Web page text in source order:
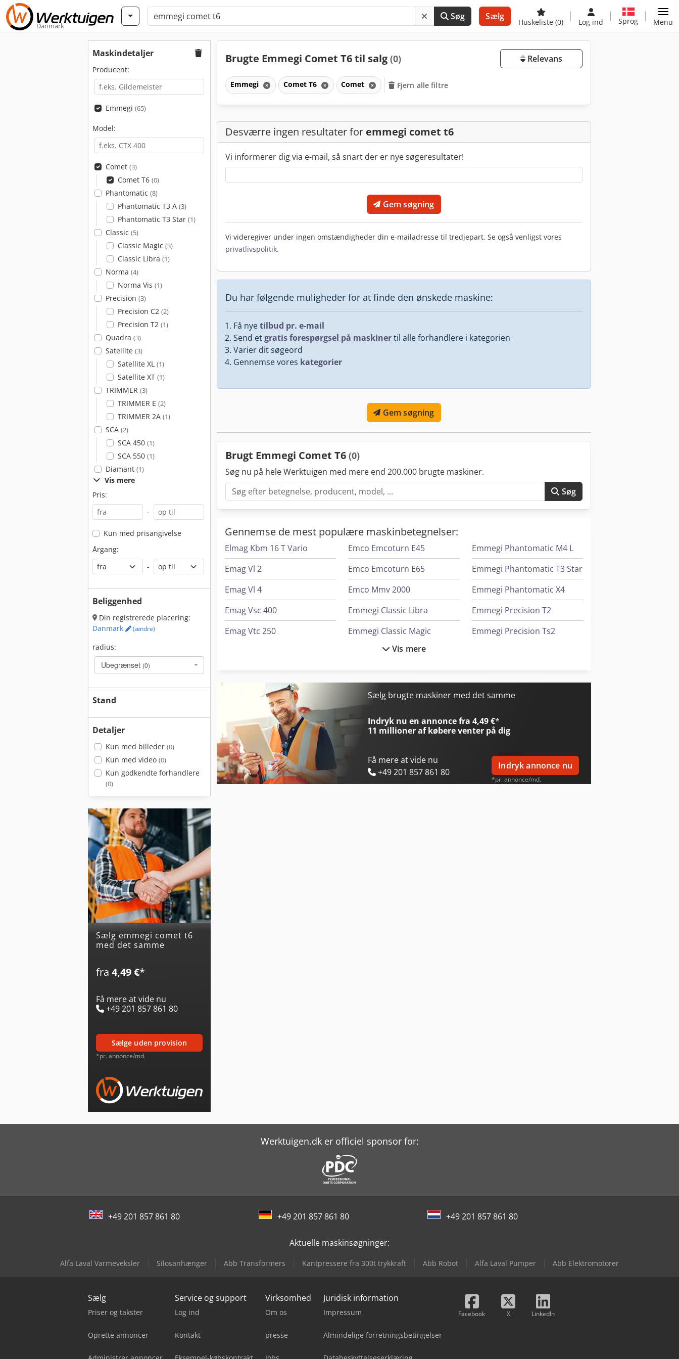
Danmark
Søg Sælg
Huskeliste (0) Log ind Sprog Menu
Maskindetaljer
Producent:
Emmegi (65)
Model:
Comet (3)
Comet T6 (0)
Phantomatic (8)
Phantomatic T3 A (3)
Phantomatic T3 Star (1)
Classic (5)
Classic Magic (3)
Classic Libra (1)
Norma (4)
Norma Vis (1)
Precision (3)
Precision C2 (2)
Precision T2 (1)
Quadra (3)
Satellite (3)
Satellite XL (1)
Satellite XT (1)
TRIMMER (3)
TRIMMER E (2)
TRIMMER 2A (1)
SCA (2)
SCA 450 (1)
SCA 550 (1)
Diamant (1)
Vis mere
Pris:
-
Kun med prisangivelse
Årgang:
-
Beliggenhed
Din registrerede placering:
Danmark
(ændre)
radius:
Ubegrænset (0)
Stand
Detaljer
Kun med billeder (0)
Kun med video (0)
Kun godkendte forhandlere
(0)
Sælg emmegi comet t6
med det samme
fra 4,49 €*
Få mere at vide nu
+49 201 857 861 80
sælge uden provision
*pr. annonce/md.
Brugte Emmegi Comet T6 til salg (0) Relevans
Emmegi Comet T6 Comet Fjern alle filtre
Desværre ingen resultater for emmegi comet t6
Vi informerer dig via e-mail, så snart der er nye søgeresultater!
Gem søgning
Vi videregiver under ingen omstændigheder din e-mailadresse til tredjepart. Se også venligst vores
privatlivspolitik.
Du har følgende muligheder for at finde den ønskede maskine:
Få nyetilbud pr. e-mail
Send etgratis forespørgsel på maskinertil alle forhandlere i kategorien
Varier dit søgeord
Gennemse vores kategorier
Gem søgning
Brugt Emmegi Comet T6 (0)
Søg nu på hele Werktuigen med mere end 200.000 brugte maskiner.
Søg
Gennemse de mest populære maskinbetegnelser:
Elmag Kbm 16 T Vario
Emag Vl 2
Emag Vl 4
Emag Vsc 400
Emag Vtc 250
Emco Emcomat Fb-600 Mc
Emco Emcomill E350
Emco Emcoturn E45
Emco Emcoturn E65
Emco Mmv 2000
Emmegi Classic Libra
Emmegi Classic Magic
Emmegi Combi 5 Assi Star
Emmegi Dual Skin
Emmegi Phantomatic M4 L
Emmegi Phantomatic T3 Star
Emmegi Phantomatic X4
Emmegi Precision T2
Emmegi Precision Ts2
Vis mere
Sælg brugte maskiner med det samme
Indryk nu en annonce fra 4,49 €*
11 millioner af købereventer på dig
Få mere at vide nu
+49 201 857 861 80
Indryk annonce nu
*pr. annonce/md.
Werktuigen.dk er officiel sponsor for:
+49 201 857 861 80 +49 201 857 861 80 +49 201 857 861 80
Aktuelle maskinsøgninger:
Alfa Laval Varmeveksler Silosanhænger Abb Transformers Kantpressere fra 300t trykkraft Abb Robot Alfa Laval Pumper Abb Elektromotorer
Sælg
Priser og takster
Oprette annoncer
Service og support
Log ind
Kontakt
Virksomhed
Om os
presse
Juridisk information
Impressum
Almindelige forretningsbetingelser
Facebook X LinkedIn